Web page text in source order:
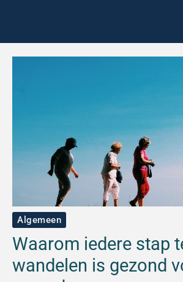
Algemeen
Waarom iedere stap
wandelen is gezond
e